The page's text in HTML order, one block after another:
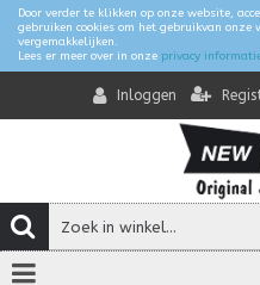
Door verder te klikken op onze website,
gebruiken cookies om het gebruikvan
vergemakkelijken.
Lees er meer over in onze privacy
Inloggen